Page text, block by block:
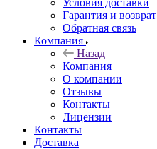
Условия доставки
Гарантия и возврат
Обратная связь
Компания
Назад
Компания
О компании
Отзывы
Контакты
Лицензии
Контакты
Доставка